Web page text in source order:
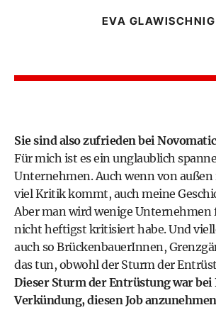
EVA GLAWISCHNIG
Sie sind also zufrieden bei
Für mich ist es ein unglaublich
Unternehmen. Auch wenn von
viel Kritik kommt, auch meine
Aber man wird wenige Unternehmen
nicht heftigst kritisiert habe. Und
auch so BrückenbauerInnen,
das tun, obwohl der Sturm der
Dieser Sturm der Entrüstung war
Verkündung, diesen Job anzunehmen